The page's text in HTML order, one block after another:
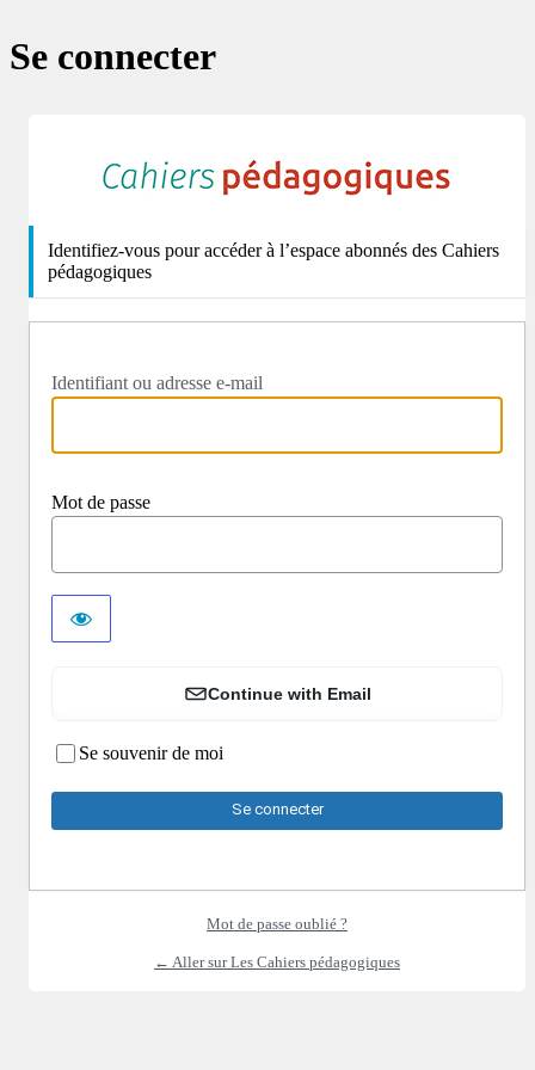
Se connecter
Identifiez-vous pour accéder à l’espace abonnés des Cahiers
pédagogiques
Identifiant ou adresse e-mail
Mot de passe
Continue with Email
Se souvenir de moi
Mot de passe oublié ?
← Aller sur Les Cahiers pédagogiques